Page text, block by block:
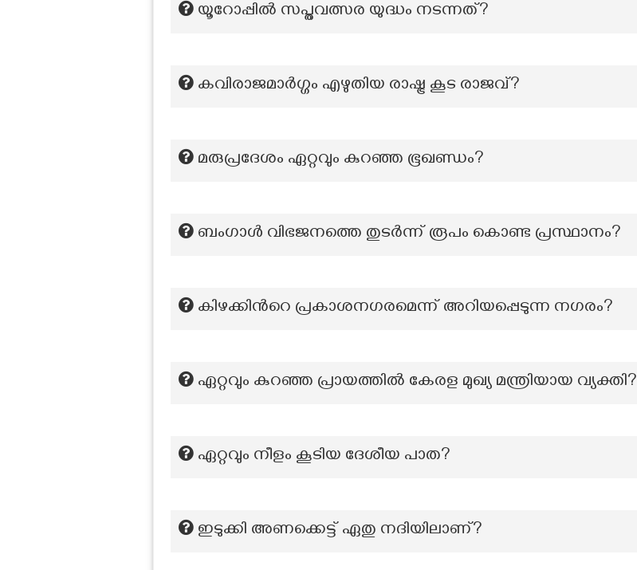
യൂറോപ്പിൽ സപ്തവത്സര യുദ്ധം നടന്നത്?
കവിരാജമാർഗ്ഗം എഴുതിയ രാഷ്ട്ര കൂട രാജവ്?
മരുപ്രദേശം ഏറ്റവും കുറഞ്ഞ ഭൂഖണ്ഡം?
ബംഗാൾ വിഭജനത്തെ തുടർന്ന് രൂപം കൊണ്ട പ്രസ്ഥാനം?
കിഴക്കിന്‍റെ പ്രകാശനഗരമെന്ന് അറിയപ്പെടുന്ന നഗരം?
ഏറ്റവും കുറഞ്ഞ പ്രായത്തില്‍ കേരള മുഖ്യ മന്ത്രിയായ വ്യക്തി?
ഏറ്റവും നീളം കൂടിയ ദേശീയ പാത?
ഇടുക്കി അണക്കെട്ട് ഏതു നദിയിലാണ്?